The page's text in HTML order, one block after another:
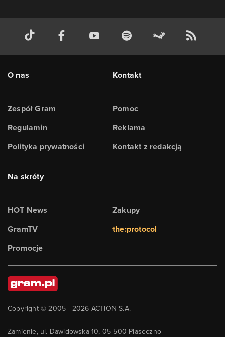
O nas
Zespół Gram
Regulamin
Polityka prywatności
Kontakt
Pomoc
Reklama
Kontakt z redakcją
Na skróty
HOT News
GramTV
Promocje
Zakupy
the:protocol
Copyright © 2005 - 2026 ACTION S.A.
Zamienie, ul. Dawidowska 10, 05-500 Piaseczno